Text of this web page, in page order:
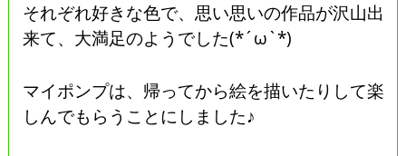
それぞれ好きな色で、思い思いの作品が沢山出
来て、大満足のようでした(*´ω`*)
マイポンプは、帰ってから絵を描いたりして楽
しんでもらうことにしました♪